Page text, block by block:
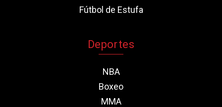
Fútbol de Estufa
Deportes
NBA
Boxeo
MMA